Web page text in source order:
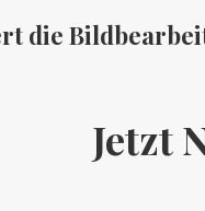
die
Jetzt